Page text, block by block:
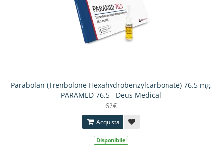
Parabolan (Trenbolone Hexahydrobenzylcarbonate) 76.5 mg,
PARAMED 76.5 - Deus Medical
62€
Acquista
Disponibile